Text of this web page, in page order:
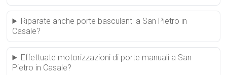
Riparate anche porte basculanti a San Pietro in
Casale?
Effettuate motorizzazioni di porte manuali a San
Pietro in Casale?